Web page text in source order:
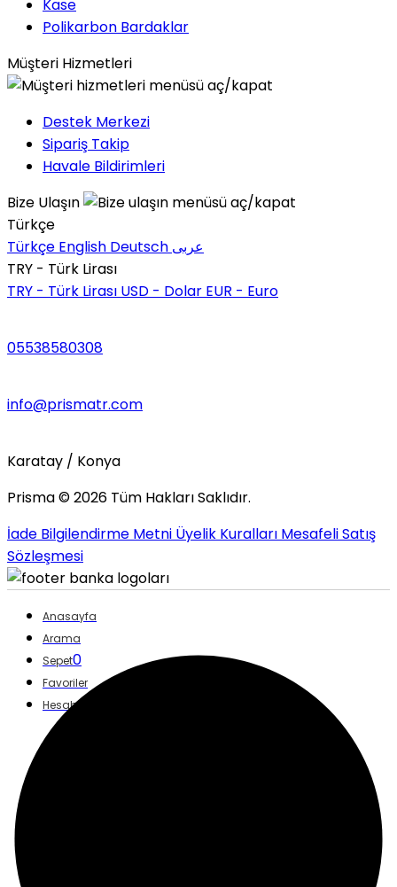
Kase
Polikarbon Bardaklar
Müşteri Hizmetleri
Destek Merkezi
Sipariş Takip
Havale Bildirimleri
Bize Ulaşın
Türkçe
Türkçe English Deutsch عربى
TRY - Türk Lirası
TRY - Türk Lirası USD - Dolar EUR - Euro
05538580308
info@prismatr.com
Karatay / Konya
Prisma ©2026 Tüm Hakları Saklıdır.
İade Bilgilendirme Metni Üyelik Kuralları Mesafeli Satış
Sözleşmesi
Anasayfa
Arama
Sepet0
Favoriler
Hesabım